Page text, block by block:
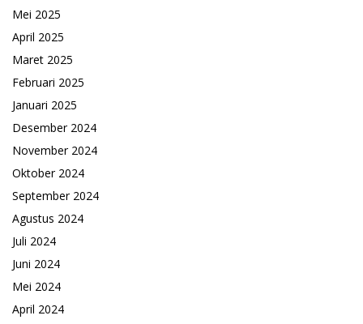
Mei 2025
April 2025
Maret 2025
Februari 2025
Januari 2025
Desember 2024
November 2024
Oktober 2024
September 2024
Agustus 2024
Juli 2024
Juni 2024
Mei 2024
April 2024